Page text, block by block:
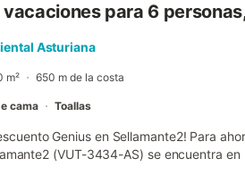
para 6
Asturiana
m² 650 m de la costa
cama Toallas
Genius en Sellamante2! Para
(VUT-3434-AS) se encuentra